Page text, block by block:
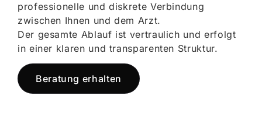
professionelle und diskrete Verbindung
zwischen Ihnen und dem Arzt.
Der gesamte Ablauf ist vertraulich und erfolgt
in einer klaren und transparenten Struktur.
Beratung erhalten